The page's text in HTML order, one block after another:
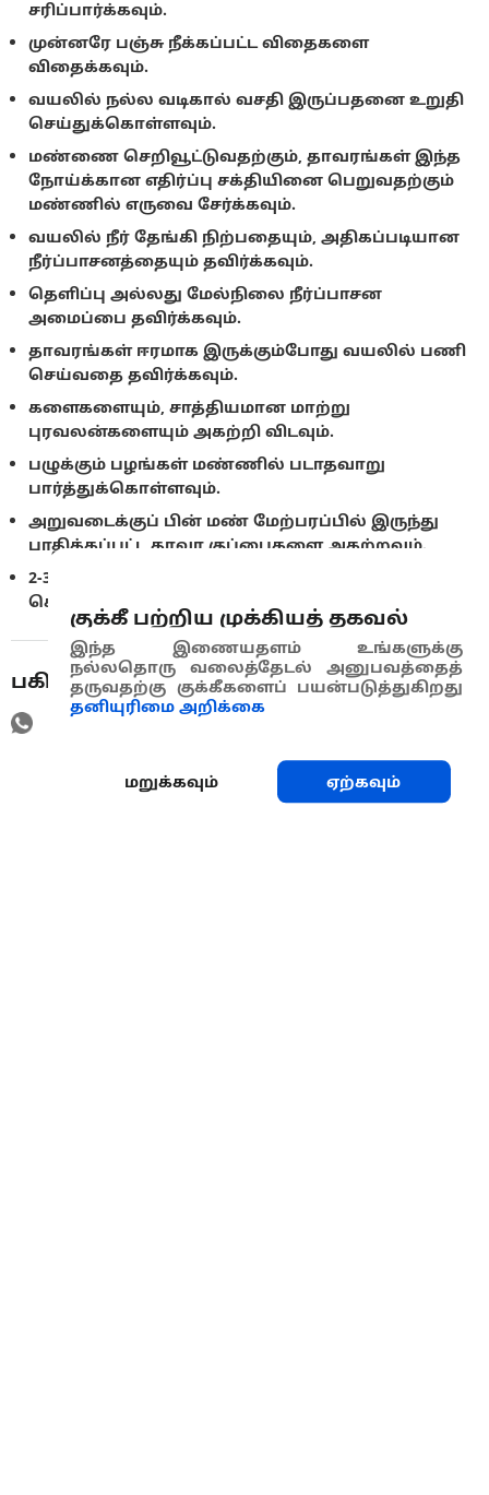
சரிப்பார்க்கவும்.
முன்னரே பஞ்சு நீக்கப்பட்ட விதைகளை
விதைக்கவும்.
வயலில் நல்ல வடிகால் வசதி இருப்பதனை உறுதி
செய்துக்கொள்ளவும்.
மண்ணை செறிவூட்டுவதற்கும், தாவரங்கள் இந்த
நோய்க்கான எதிர்ப்பு சக்தியினை பெறுவதற்கும்
மண்ணில் எருவை சேர்க்கவும்.
வயலில் நீர் தேங்கி நிற்பதையும், அதிகப்படியான
நீர்ப்பாசனத்தையும் தவிர்க்கவும்.
தெளிப்பு அல்லது மேல்நிலை நீர்ப்பாசன
அமைப்பை தவிர்க்கவும்.
தாவரங்கள் ஈரமாக இருக்கும்போது வயலில் பணி
செய்வதை தவிர்க்கவும்.
களைகளையும், சாத்தியமான மாற்று
புரவலன்களையும் அகற்றி விடவும்.
பழுக்கும் பழங்கள் மண்ணில் படாதவாறு
பார்த்துக்கொள்ளவும்.
அறுவடைக்குப் பின் மண் மேற்பரப்பில் இருந்து
பாதிக்கப்பட்ட தாவர குப்பைகளை அகற்றவும்.
2-3 ஆண்டுகளுக்கு எளிதில் பாதிக்காத பயிர்களை
கொண்டு பயிர் சுழற்சியினை திட்டமிடவும்.
பகிரவும்
குக்கீ பற்றிய முக்கியத் தகவல்
இந்த இணையதளம் உங்களுக்கு
நல்லதொரு வலைத்தேடல் அனுபவத்தைத்
தருவதற்கு குக்கீகளைப் பயன்படுத்துகிறது
தனியுரிமை அறிக்கை
மறுக்கவும் ஏற்கவும்